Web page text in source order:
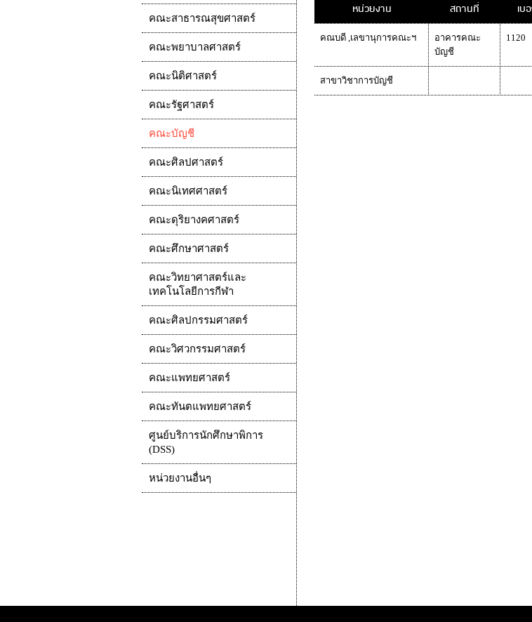
หน่วยงาน สถานที่ เบ
คณบดี ,เลขานุการคณะฯ
อาคารคณะ
บัญชี
1120
สาขาวิชาการบัญชี
คณะสาธารณสุขศาสตร์
คณะพยาบาลศาสตร์
คณะนิติศาสตร์
คณะรัฐศาสตร์
คณะบัญชี
คณะศิลปศาสตร์
คณะนิเทศศาสตร์
คณะดุริยางคศาสตร์
คณะศึกษาศาสตร์
คณะวิทยาศาสตร์และ
เทคโนโลยีการกีฬา
คณะศิลปกรรมศาสตร์
คณะวิศวกรรมศาสตร์
คณะแพทยศาสตร์
คณะทันตแพทยศาสตร์
ศูนย์บริการนักศึกษาพิการ
(DSS)
หน่วยงานอื่นๆ